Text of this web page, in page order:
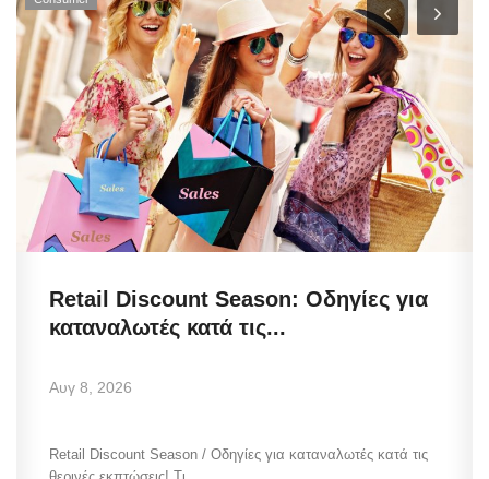
Retail Discount Season: Οδηγίες για
καταναλωτές κατά τις...
Αυγ 8, 2026
Retail Discount Season / Οδηγίες για καταναλωτές κατά τις